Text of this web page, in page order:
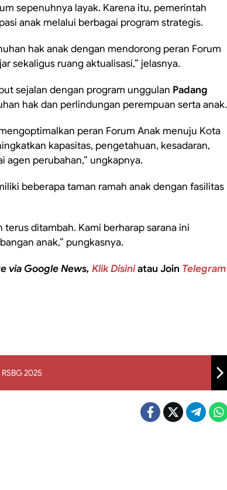
sepenuhnya layak. Karena itu, pemerintah
anak melalui berbagai program strategis.
hak anak dengan mendorong peran Forum
sekaligus ruang aktualisasi,” jelasnya.
sejalan dengan program unggulan Padang
hak dan perlindungan perempuan serta anak.
peran Forum Anak menuju Kota
kapasitas, pengetahuan, kesadaran,
agen perubahan,” ungkapnya.
beberapa taman ramah anak dengan fasilitas
terus ditambah. Kami berharap sarana ini
anak,” pungkasnya.
via Google News, Klik Disiniatau Join Telegram
2025